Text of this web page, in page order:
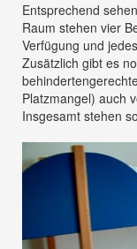
Entsprechend
Raum stehen vier
Verfügung und
Zusätzlich gibt es
Platzmangel) auch
Insgesamt stehen